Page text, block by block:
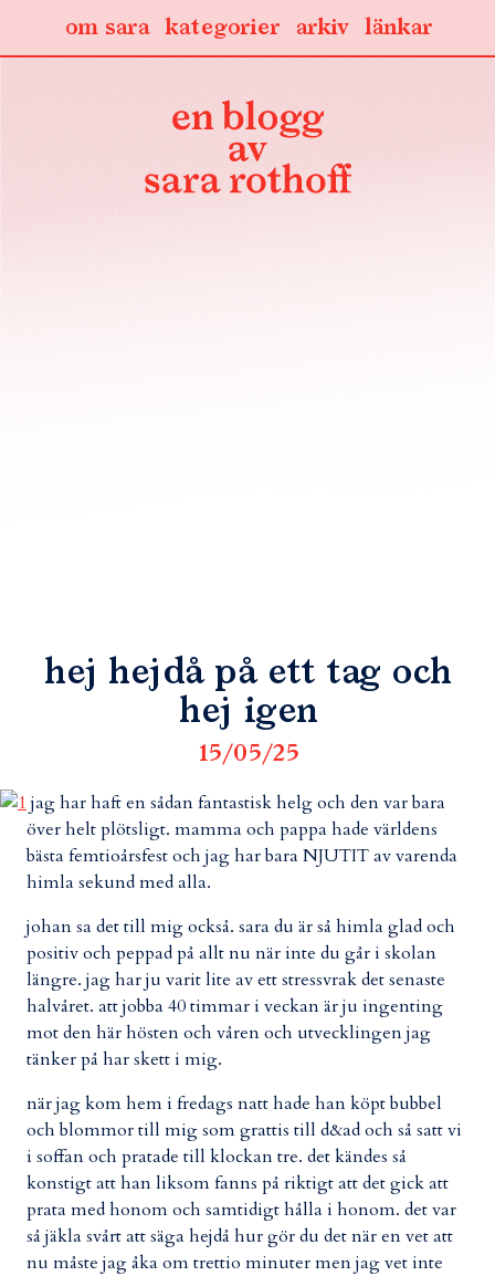
länkar
arkiv
kategorier
om sara
hej hejdå på ett tag och
hej igen
15/05/25
jag har haft en sådan fantastisk helg och den var bara
över helt plötsligt. mamma och pappa hade världens
bästa femtioårsfest och jag har bara NJUTIT av varenda
himla sekund med alla.
johan sa det till mig också. sara du är så himla glad och
positiv och peppad på allt nu när inte du går i skolan
längre. jag har ju varit lite av ett stressvrak det senaste
halvåret. att jobba 40 timmar i veckan är ju ingenting
mot den här hösten och våren och utvecklingen jag
tänker på har skett i mig.
när jag kom hem i fredags natt hade han köpt bubbel
och blommor till mig som grattis till d&ad och så satt vi
i soffan och pratade till klockan tre. det kändes så
konstigt att han liksom fanns på riktigt att det gick att
prata med honom och samtidigt hålla i honom. det var
så jäkla svårt att säga hejdå hur gör du det när en vet att
nu måste jag åka om trettio minuter men jag vet inte